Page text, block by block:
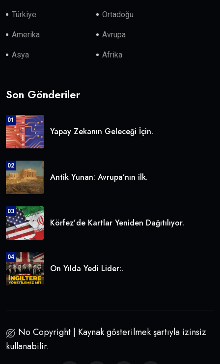
Türkiye Ortadoğu
Amerika Avrupa
Asya Afrika
Son Gönderiler
01
Yapay Zekanın Geleceği İçin.
02
Antik Yunan: Avrupa’nın ilk.
03
Körfez’de Kartlar Yeniden Dağıtılıyor.
04
On Yılda Yedi Lider:.
No Copyright | Kaynak gösterilmek şartıyla izinsiz
kullanabilir.